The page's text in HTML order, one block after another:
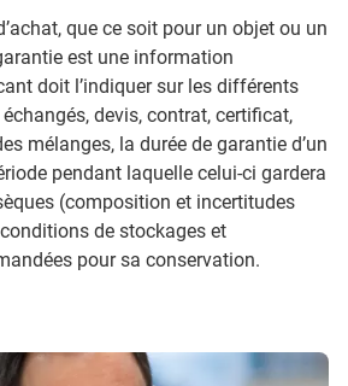
que ce soit pour un objet ou un
est une information
doit l’indiquer sur les différents
devis, contrat, certificat,
mélanges, la durée de garantie d’un
pendant laquelle celui-ci gardera
(composition et incertitudes
de stockages et
pour sa conservation.